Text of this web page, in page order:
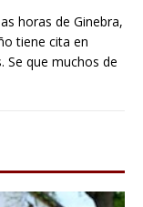
horas de Ginebra,
tiene cita en
Se que muchos de